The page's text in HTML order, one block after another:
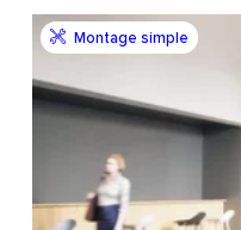
Montage simple